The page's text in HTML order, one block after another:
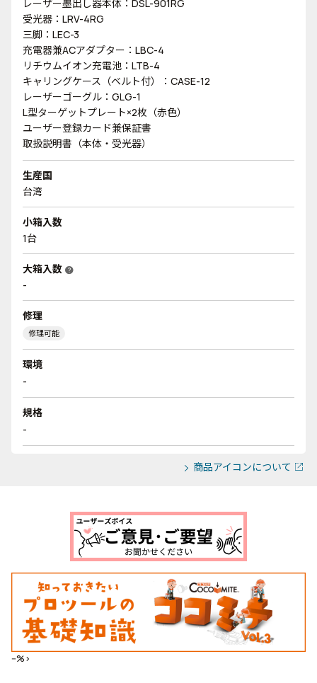
レーザー墨出し器本体：DSL-901RG
受光器：LRV-4RG
三脚：LEC-3
充電器兼ACアダプター：LBC-4
リチウムイオン充電池：LTB-4
キャリングケース（ベルト付）：CASE-12
レーザーゴーグル：GLG-1
L型ターゲットプレート×2枚（赤色）
ユーザー登録カード兼保証書
取扱説明書（本体・受光器）
生産国
台湾
小箱入数
1台
大箱入数 help
-
修理
修理可能
環境
-
規格
-
商品アイコンについて
--%>